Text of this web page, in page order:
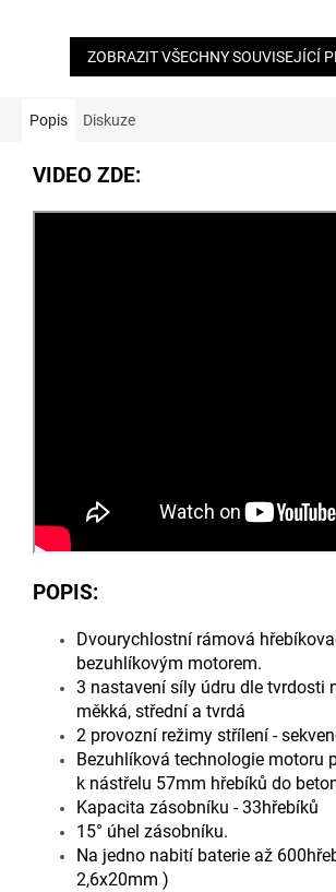
ZOBRAZIT VŠECHNY SOUVISEJÍCÍ
Popis Diskuze
VIDEO ZDE:
POPIS:
Dvourychlostní rámová
bezuhlíkovým motorem.
3 nastavení síly údru dle tvrdosti
měkká, střední a tvrdá
2 provozní režimy střílení -
Bezuhlíková technologie motoru
k nástřelu 57mm hřebíků do
Kapacita zásobníku - 33hřebíků
15° úhel zásobníku.
Na jedno nabití baterie až
2,6x20mm )